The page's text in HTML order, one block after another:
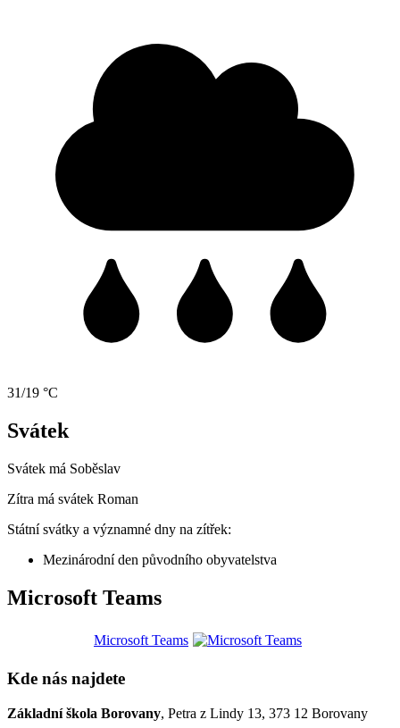
31/19 °C
Svátek
Svátek má Soběslav
Zítra má svátek Roman
Státní svátky a významné dny na zítřek:
Mezinárodní den původního obyvatelstva
Microsoft Teams
Microsoft Teams
Kde nás najdete
Základní škola Borovany, Petra z Lindy 13, 373 12 Borovany